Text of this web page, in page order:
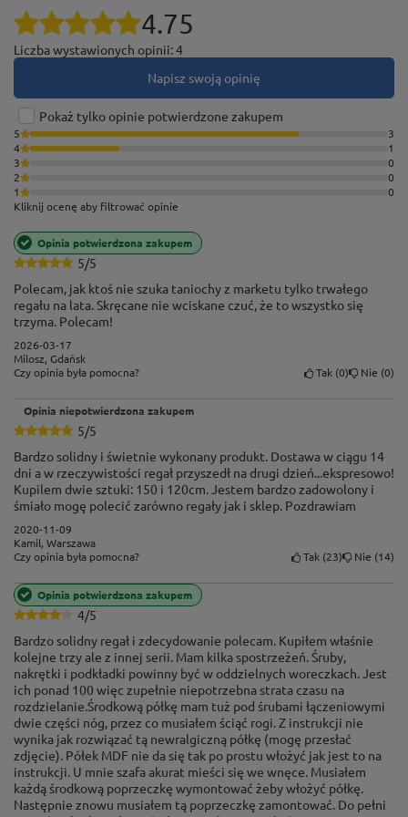
Łączenie nóg za pomocą śrub
zamkowych
Nogi regałów HARD II zespala ze sobą i wzmacnia
stalowy kątownik, który trzeba przymocować do
podstaw za pomocą 4 śrub. Taki styl montażu
stabilność nieporównywalnie większą niż system
bezśrubowy (wciskany).
4.75
Liczba wystawionych opinii: 4
Napisz swoją opinię
Pokaż tylko opinie potwierdzone zakupem
5
3
4
1
3
0
2
0
1
0
Kliknij ocenę aby filtrować opinie
5/5
Opinia potwierdzona zakupem
Polecam, jak ktoś nie szuka taniochy z marketu tylko trwałego
regału na lata. Skręcane nie wciskane czuć, że to wszystko się
trzyma. Polecam!
2026-03-17
Milosz, Gdańsk
Czy opinia była pomocna?
Tak 0 Nie 0
5/5
Opinia niepotwierdzona zakupem
Bardzo solidny i świetnie wykonany produkt. Dostawa w ciągu 14
dni a w rzeczywistości regał przyszedł na drugi dzień...ekspresowo!
Kupilem dwie sztuki: 150 i 120cm. Jestem bardzo zadowolony i
śmiało mogę polecić zarówno regały jak i sklep. Pozdrawiam
2020-11-09
Kamil, Warszawa
Czy opinia była pomocna?
Tak 23 Nie 14
4/5
Opinia potwierdzona zakupem
Bardzo solidny regał i zdecydowanie polecam. Kupiłem właśnie
kolejne trzy ale z innej serii. Mam kilka spostrzeżeń. Śruby,
nakrętki i podkładki powinny być w oddzielnych woreczkach. Jest
ich ponad 100 więc zupełnie niepotrzebna strata czasu na
rozdzielanie.Środkową półkę mam tuż pod śrubami łączeniowymi
dwie części nóg, przez co musiałem ściąć rogi. Z instrukcji nie
wynika jak rozwiązać tą newralgiczną półkę (mogę przesłać
zdjęcie). Półek MDF nie da się tak po prostu włożyć jak jest to na
instrukcji. U mnie szafa akurat mieści się we wnęce. Musiałem
każdą środkową poprzeczkę wymontować żeby włożyć półkę.
Następnie znowu musiałem tą poprzeczkę zamontować. Do pełni